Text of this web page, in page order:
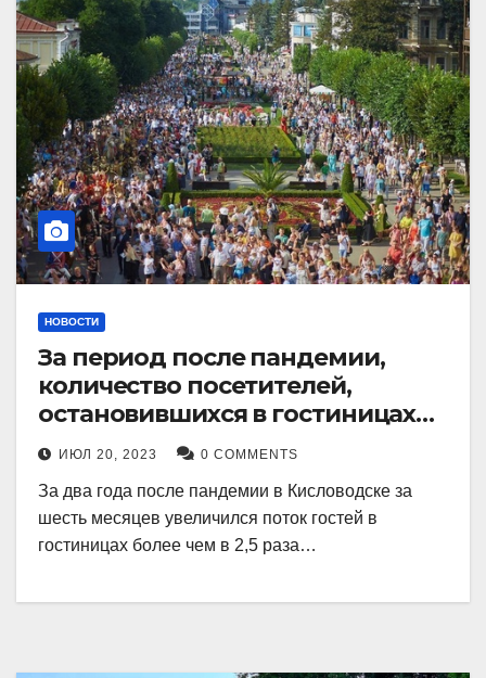
НОВОСТИ
За период после пандемии,
количество посетителей,
остановившихся в гостиницах
Кисловодска, выросло в 2,5 раза.
ИЮЛ 20, 2023 0 COMMENTS
За два года после пандемии в Кисловодске за
шесть месяцев увеличился поток гостей в
гостиницах более чем в 2,5 раза…